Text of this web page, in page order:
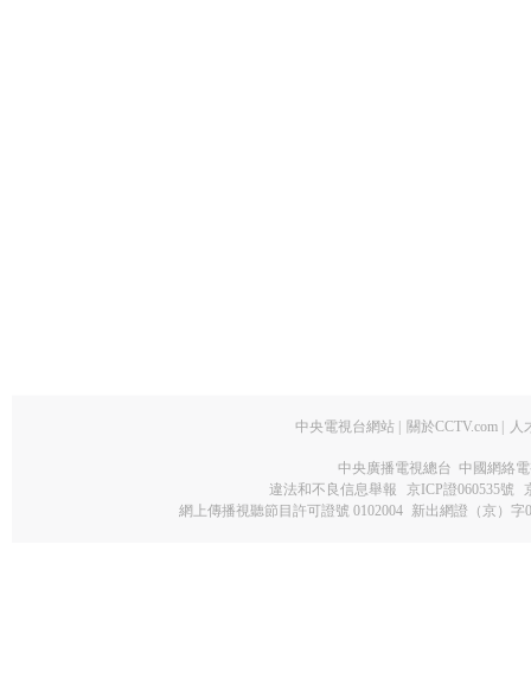
中央電視台網站 關於CCTV.com 人
中央廣播電視總台 中國網絡
違法和不良信息舉報
京ICP證060535號
網上傳播視聽節目許可證號 0102004 新出網證（京）